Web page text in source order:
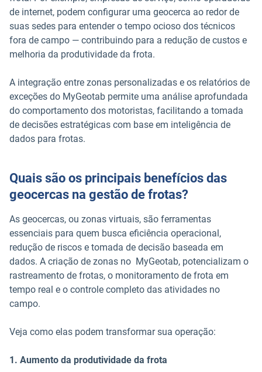
de internet, podem configurar uma geocerca ao redor de
suas sedes para entender o tempo ocioso dos técnicos
fora de campo — contribuindo para a redução de custos e
melhoria da produtividade da frota.
A integração entre zonas personalizadas e os relatórios de
exceções do MyGeotab permite uma análise aprofundada
do comportamento dos motoristas, facilitando a tomada
de decisões estratégicas com base em inteligência de
dados para frotas.
Quais são os principais benefícios das
geocercas na gestão de frotas?
As geocercas, ou zonas virtuais, são ferramentas
essenciais para quem busca eficiência operacional,
redução de riscos e tomada de decisão baseada em
dados. A criação de zonas no MyGeotab, potencializam o
rastreamento de frotas, o monitoramento de frota em
tempo real e o controle completo das atividades no
campo.
Veja como elas podem transformar sua operação:
1. Aumento da produtividade da frota